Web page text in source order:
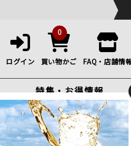
ログイン
0
買い物かご FAQ・店舗情
特集・お得情報